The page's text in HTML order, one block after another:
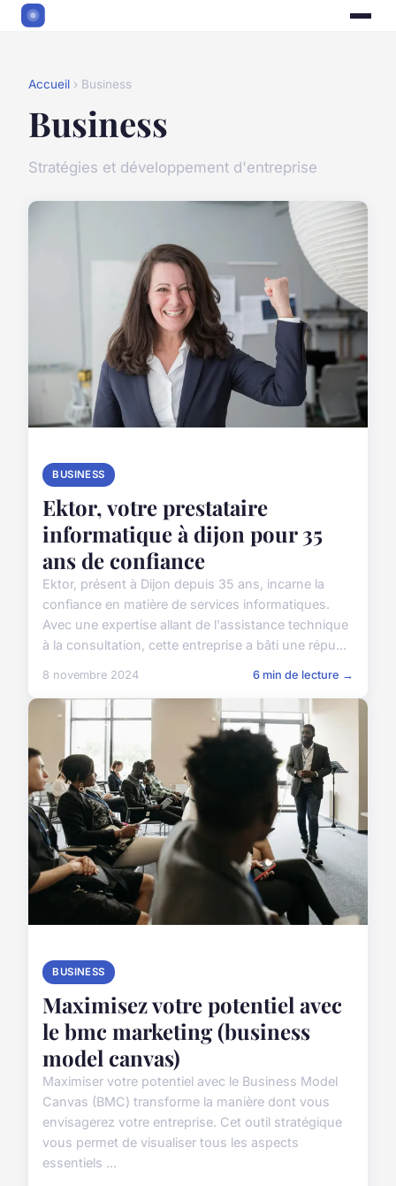
Accueil › Business
Business
Stratégies et développement d'entreprise
BUSINESS
Ektor, votre prestataire
informatique à dijon pour 35
ans de confiance
Ektor, présent à Dijon depuis 35 ans, incarne la
confiance en matière de services informatiques.
Avec une expertise allant de l'assistance technique
à la consultation, cette entreprise a bâti une répu...
8 novembre 2024 6 min de lecture →
BUSINESS
Maximisez votre potentiel avec
le bmc marketing (business
model canvas)
Maximiser votre potentiel avec le Business Model
Canvas (BMC) transforme la manière dont vous
envisagerez votre entreprise. Cet outil stratégique
vous permet de visualiser tous les aspects
essentiels ...